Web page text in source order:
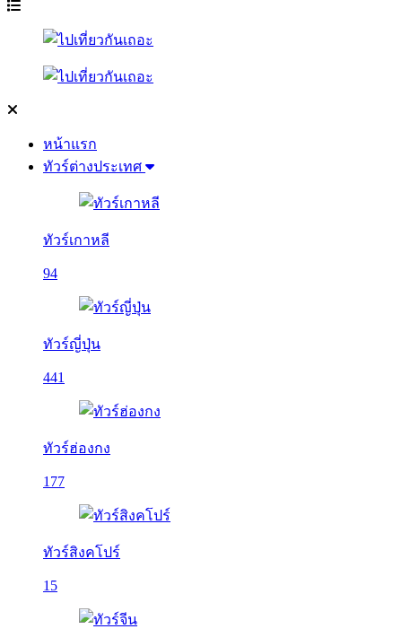
หน้าแรก
ทัวร์ต่างประเทศ
ทัวร์เกาหลี
94
ทัวร์ญี่ปุ่น
441
ทัวร์ฮ่องกง
177
ทัวร์สิงคโปร์
15